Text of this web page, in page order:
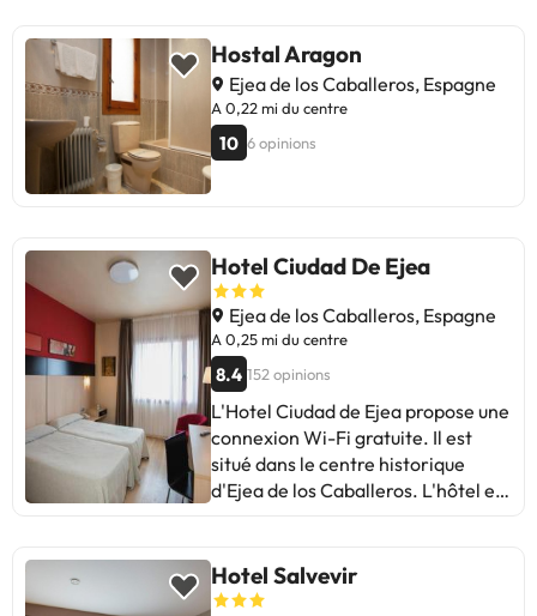
des articles de toilette gratuits. Le
Corona del Reino sert des petits-
déjeuners gastronomiques tous les
matins dans la salle à manger. Il se
compose d'un délicieux menu avec
d'Ejea de los Caballeros, à 350
mètres de l'église du XIIe siècle d'El
Salvador. Il se trouve à 1 heure en
voiture de Saragosse et à 90
minutes de Pampelune.
Hostal Aragon
Ejea de los Caballeros, Espagne
A 0,22 mi du centre
10 6 opinions
Hotel Ciudad De Ejea
Ejea de los Caballeros, Espagne
A 0,25 mi du centre
8.4 152 opinions
L'Hotel Ciudad de Ejea propose une
connexion Wi-Fi gratuite. Il est
situé dans le centre historique
d'Ejea de los Caballeros. L'hôtel est
une colline et offre une vue sur la
vallée. Les bâtiments historiques
Hotel Salvevir